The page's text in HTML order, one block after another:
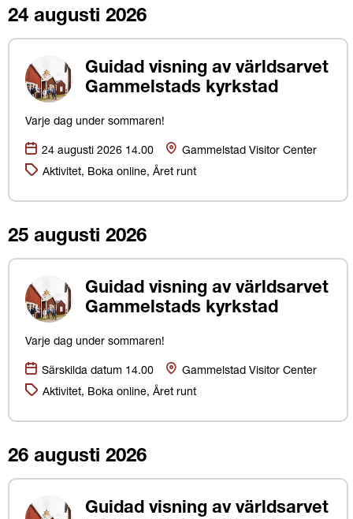
24 augusti 2026
Guidad visning av världsarvet
Gammelstads kyrkstad
Varje dag under sommaren!
Datum:
24 augusti 2026 14.00 Plats
Gammelstad Visitor Center
Kategorier:
Aktivitet, Boka online, Året runt
25 augusti 2026
Guidad visning av världsarvet
Gammelstads kyrkstad
Varje dag under sommaren!
Datum:
Särskilda datum 14.00 Plats
Gammelstad Visitor Center
Kategorier:
Aktivitet, Boka online, Året runt
26 augusti 2026
Guidad visning av världsarvet